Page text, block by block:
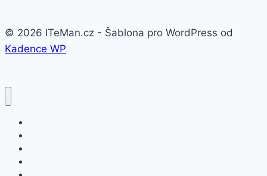
© 2026 ITeMan.cz - Šablona pro WordPress od
Kadence WP